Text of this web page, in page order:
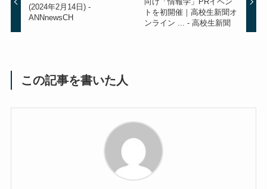
(2024年2月14日) -
ANNnewsCH
トを初開催｜高校生新聞オ
ンライン ... - 高校生新聞
この記事を書いた人